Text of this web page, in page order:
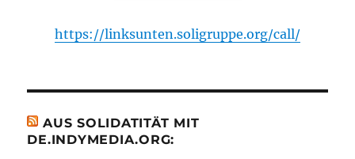
https://linksunten.soligruppe.org/call/
AUS SOLIDATITÄT MIT
DE.INDYMEDIA.ORG: